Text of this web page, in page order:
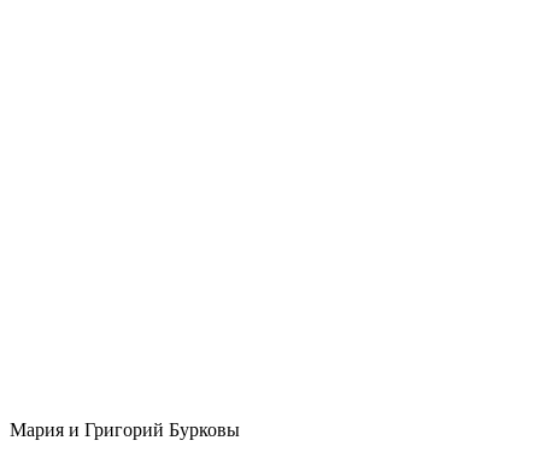
Мария и Григорий Бурковы